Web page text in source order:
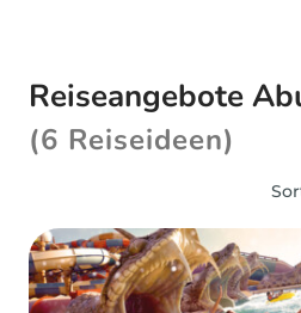
Reiseangebote
(6 Reiseideen)